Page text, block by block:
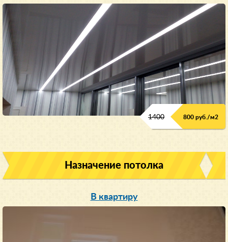
1400 800 руб./м2
Назначение потолка
В квартиру